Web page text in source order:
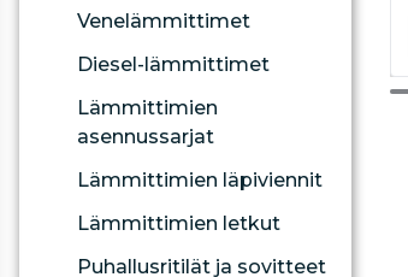
Venelämmittimet
Diesel-lämmittimet
Lämmittimien
asennussarjat
Lämmittimien läpiviennit
Lämmittimien letkut
Puhallusritilät ja sovitteet